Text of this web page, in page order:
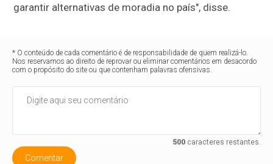
garantir alternativas de moradia no país", disse.
* O conteúdo de cada comentário é de responsabilidade de quem realizá-lo.
Nos reservamos ao direito de reprovar ou eliminar comentários em desacordo
com o propósito do site ou que contenham palavras ofensivas.
500caracteres restantes.
Comentar